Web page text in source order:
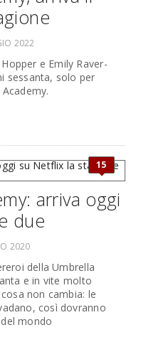
2022
e Emily Raver-
sessanta, solo per
15
arriva oggi
due
2020
della Umbrella
e in vite molto
non cambia: le
così dovranno
mondo